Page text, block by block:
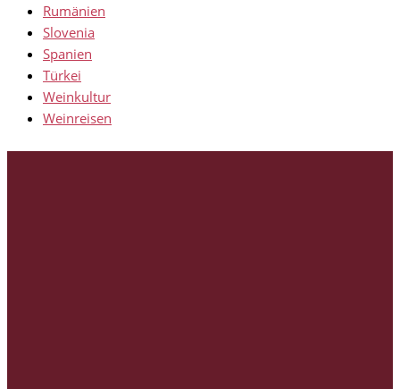
Rumänien
Slovenia
Spanien
Türkei
Weinkultur
Weinreisen